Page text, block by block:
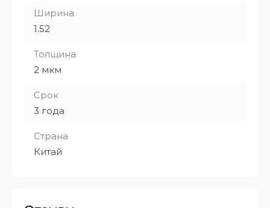
Ширина
1.52
Толщина
2 мкм
Срок
3 года
Страна
Китай